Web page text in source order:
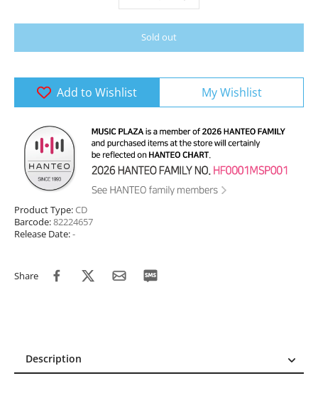
Sold out
Add to Wishlist My Wishlist
Product Type:CD
Barcode:82224657
Release Date:-
Share
Description